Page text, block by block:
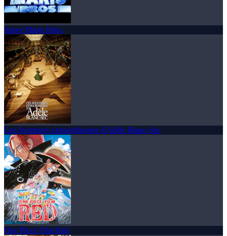
Super Mario Bros.
Les Aventures extraordinaires d'Adèle Blanc-Sec
One Piece Film Red